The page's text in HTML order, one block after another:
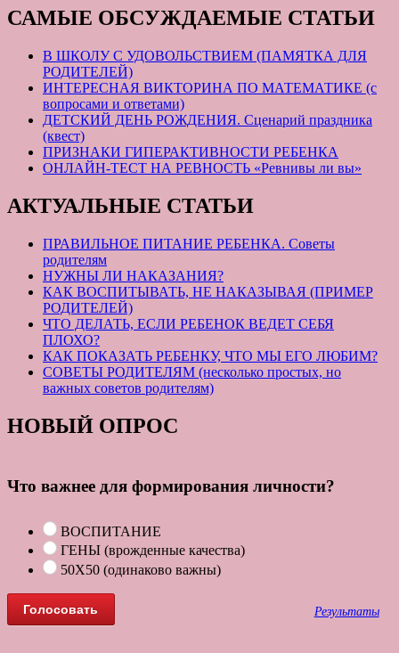
САМЫЕ ОБСУЖДАЕМЫЕ СТАТЬИ
В ШКОЛУ С УДОВОЛЬСТВИЕМ (ПАМЯТКА ДЛЯ
РОДИТЕЛЕЙ)
ИНТЕРЕСНАЯ ВИКТОРИНА ПО МАТЕМАТИКЕ (с
вопросами и ответами)
ДЕТСКИЙ ДЕНЬ РОЖДЕНИЯ. Сценарий праздника
(квест)
ПРИЗНАКИ ГИПЕРАКТИВНОСТИ РЕБЕНКА
ОНЛАЙН-ТЕСТ НА РЕВНОСТЬ «Ревнивы ли вы»
АКТУАЛЬНЫЕ СТАТЬИ
ПРАВИЛЬНОЕ ПИТАНИЕ РЕБЕНКА. Советы
родителям
НУЖНЫ ЛИ НАКАЗАНИЯ?
КАК ВОСПИТЫВАТЬ, НЕ НАКАЗЫВАЯ (ПРИМЕР
РОДИТЕЛЕЙ)
ЧТО ДЕЛАТЬ, ЕСЛИ РЕБЕНОК ВЕДЕТ СЕБЯ
ПЛОХО?
КАК ПОКАЗАТЬ РЕБЕНКУ, ЧТО МЫ ЕГО ЛЮБИМ?
СОВЕТЫ РОДИТЕЛЯМ (несколько простых, но
важных советов родителям)
НОВЫЙ ОПРОС
Что важнее для формирования личности?
ВОСПИТАНИЕ
ГЕНЫ (врожденные качества)
50Х50 (одинаково важны)
Результаты